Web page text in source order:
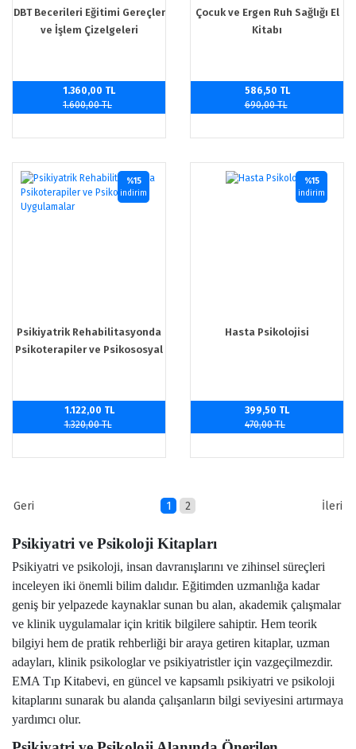
DBT Becerileri Eğitimi Gereçler
ve İşlem Çizelgeleri
1.360,00 TL
1.600,00 TL
Çocuk ve Ergen Ruh Sağlığı El
Kitabı
586,50 TL
690,00 TL
Psikiyatrik Rehabilitasyonda
Psikoterapiler ve Psikososyal
%15
indirim
1.122,00 TL
1.320,00 TL
Hasta Psikolojisi
%15
indirim
399,50 TL
470,00 TL
1 2
Psikiyatri ve Psikoloji Kitapları
Psikiyatri ve psikoloji, insan davranışlarını ve zihinsel süreçleri
inceleyen iki önemli bilim dalıdır. Eğitimden uzmanlığa kadar
geniş bir yelpazede kaynaklar sunan bu alan, akademik çalışmalar
ve klinik uygulamalar için kritik bilgilere sahiptir. Hem teorik
bilgiyi hem de pratik rehberliği bir araya getiren kitaplar, uzman
adayları, klinik psikologlar ve psikiyatristler için vazgeçilmezdir.
EMA Tıp Kitabevi, en güncel ve kapsamlı psikiyatri ve psikoloji
kitaplarını sunarak bu alanda çalışanların bilgi seviyesini artırmaya
yardımcı olur.